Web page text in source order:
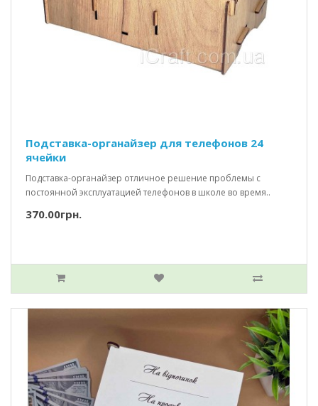
Подставка-органайзер для телефонов 24
ячейки
Подставка-органайзер отличное решение проблемы с
постоянной эксплуатацией телефонов в школе во время..
370.00грн.